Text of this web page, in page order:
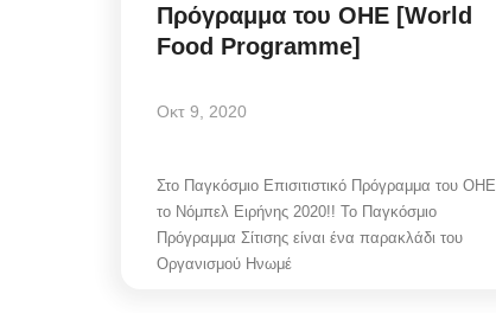
Πρόγραμμα του ΟΗΕ [World
Food Programme]
Οκτ 9, 2020
Στο Παγκόσμιο Επισιτιστικό Πρόγραμμα του ΟΗΕ
το Νόμπελ Ειρήνης 2020!! Το Παγκόσμιο
Πρόγραμμα Σίτισης είναι ένα παρακλάδι του
Οργανισμού Ηνωμέ
Mykonos Δ.Ε.Υ.Α. Μυκόνου